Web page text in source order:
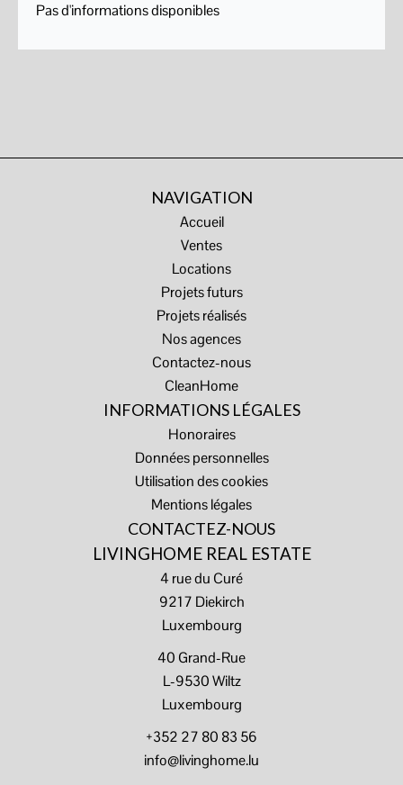
Pas d'informations disponibles
NAVIGATION
Accueil
Ventes
Locations
Projets futurs
Projets réalisés
Nos agences
Contactez-nous
CleanHome
INFORMATIONS LÉGALES
Honoraires
Données personnelles
Utilisation des cookies
Mentions légales
CONTACTEZ-NOUS
LIVINGHOME REAL ESTATE
4 rue du Curé
9217 Diekirch
Luxembourg
40 Grand-Rue
L-9530 Wiltz
Luxembourg
+352 27 80 83 56
info@livinghome.lu